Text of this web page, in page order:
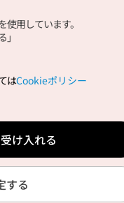
All Rights
用しています。
はCookieポリシー
け入れる
する